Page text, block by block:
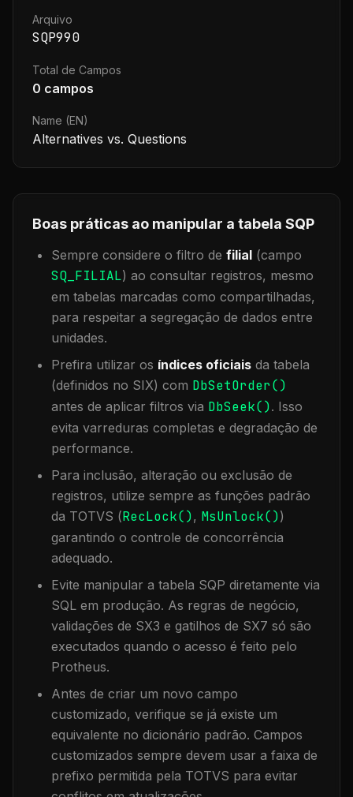
Arquivo
SQP990
Total de Campos
0 campos
Name (EN)
Alternatives vs. Questions
Boas práticas ao manipular a tabela SQP
Sempre considere o filtro de filial (campo
SQ_FILIAL) ao consultar registros, mesmo
em tabelas marcadas como compartilhadas,
para respeitar a segregação de dados entre
unidades.
Prefira utilizar os índices oficiais da tabela
(definidos no SIX) com DbSetOrder()
antes de aplicar filtros via DbSeek(). Isso
evita varreduras completas e degradação de
performance.
Para inclusão, alteração ou exclusão de
registros, utilize sempre as funções padrão
da TOTVS (RecLock(), MsUnlock())
garantindo o controle de concorrência
adequado.
Evite manipular a tabela SQP diretamente via
SQL em produção. As regras de negócio,
validações de SX3 e gatilhos de SX7 só são
executados quando o acesso é feito pelo
Protheus.
Antes de criar um novo campo
customizado, verifique se já existe um
equivalente no dicionário padrão. Campos
customizados sempre devem usar a faixa de
prefixo permitida pela TOTVS para evitar